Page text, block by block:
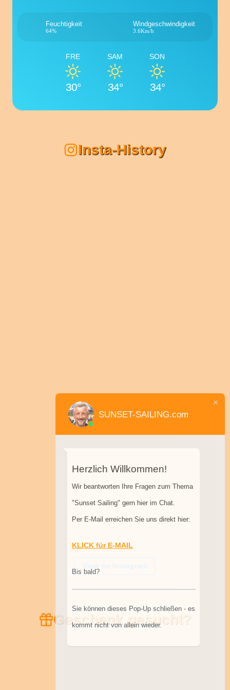
Feuchtigkeit
64%
Windgeschwindigkeit
3.6Km/h
FRE
30°
SAM
34°
SON
34°
Insta-History
View on Instagram
Geschenk gesucht?
Herzlich Willkommen!
KLICK für E-MAIL
Sie können dieses Pop-Up schließen - es